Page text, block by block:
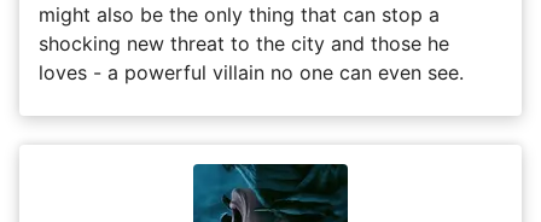
might also be the only thing that can stop a
shocking new threat to the city and those he
loves - a powerful villain no one can even see.